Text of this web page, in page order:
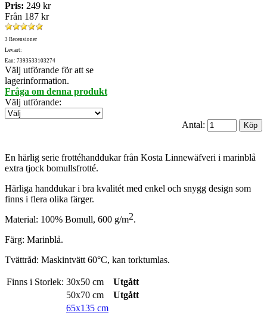
Pris: 249 kr
Från 187 kr
3 Recensioner
Lev.art:
Ean: 7393533103274
Välj utförande för att se
lagerinformation.
Fråga om denna produkt
Välj utförande:
Antal:
En härlig serie frottéhanddukar från Kosta Linnewäfveri i marinblå
extra tjock bomullsfrotté.
Härliga handdukar i bra kvalitét med enkel och snygg design som
finns i flera olika färger.
Material: 100% Bomull, 600 g/m2.
Färg: Marinblå.
Tvättråd: Maskintvätt 60°C, kan torktumlas.
Finns i Storlek: 30x50 cm
Utgått
50x70 cm
Utgått
65x135 cm